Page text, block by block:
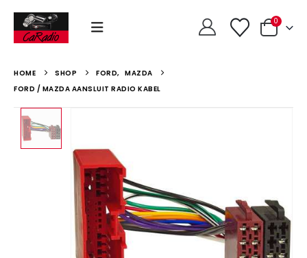
0
HOME SHOP FORD, MAZDA
FORD / MAZDA AANSLUIT RADIO KABEL